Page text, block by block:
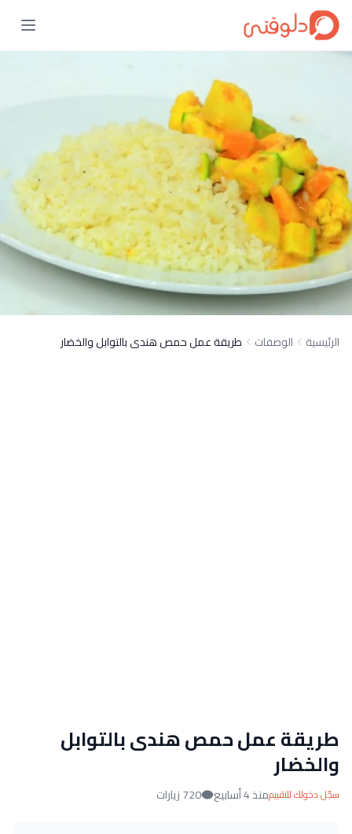
الرئيسية الوصفات طريقة عمل حمص هندى بالتوابل والخضار
طريقة عمل حمص هندى بالتوابل
والخضار
سجّل دخولك للتقييممنذ 4 أسابيع 720 زيارات